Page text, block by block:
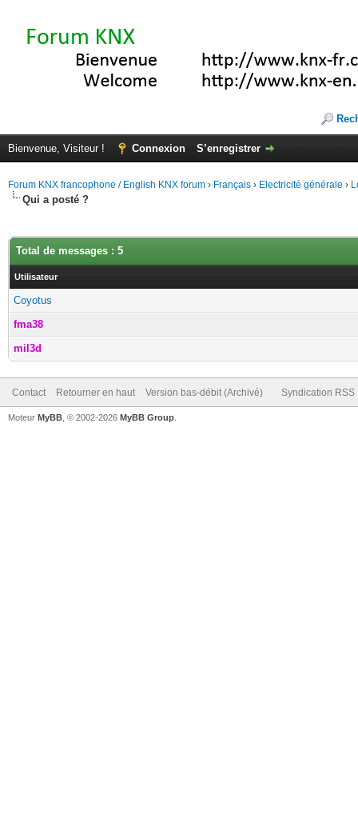
Bienvenue, Visiteur ! Connexion S’enregistrer
Forum KNX francophone / English KNX forum › Français › Electricité générale ›
Qui a posté ?
Total de messages : 5
Utilisateur
Coyotus
fma38
mil3d
Contact Retourner en haut Version bas-débit (Archivé) Syndication RSS
Moteur MyBB , © 2002-2026 MyBB Group